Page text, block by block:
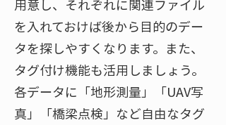
用意し、それぞれに関連ファイル
を入れておけば後から目的のデー
タを探しやすくなります。また、
タグ付け機能も活用しましょう。
各データに「地形測量」「UAV写
真」「橋梁点検」など自由なタグ